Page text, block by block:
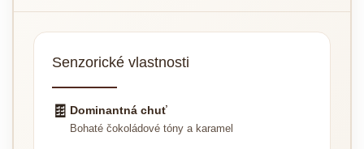
Senzorické vlastnosti
🍫 Dominantná chuť
Bohaté čokoládové tóny a karamel